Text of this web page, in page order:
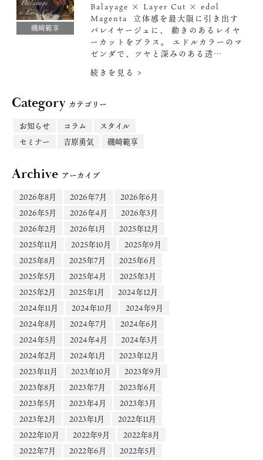
磯崎範享
Balayage × Layer Cut × edol
Magenta ️ 立体感を最大限に引き出す
バレイヤージュに、 動きのあるレイヤ
ーカットをプラス。 エドルカラーのマ
ゼンダで、ツヤと深みのある透…
続きを見る >
Categoryカテゴリー
お知らせ
コラム
スタイル
セミナー
吉原勇気 磯崎範享
Archive アーカイブ
2026年8月
2026年7月
2026年6月
2026年5月
2026年4月
2026年3月
2026年2月
2026年1月
2025年12月
2025年11月
2025年10月
2025年9月
2025年8月
2025年7月
2025年6月
2025年5月
2025年4月
2025年3月
2025年2月
2025年1月
2024年12月
2024年11月
2024年10月
2024年9月
2024年8月
2024年7月
2024年6月
2024年5月
2024年4月
2024年3月
2024年2月
2024年1月
2023年12月
2023年11月
2023年10月
2023年9月
2023年8月
2023年7月
2023年6月
2023年5月
2023年4月
2023年3月
2023年2月
2023年1月
2022年11月
2022年10月
2022年9月
2022年8月
2022年7月
2022年6月
2022年5月